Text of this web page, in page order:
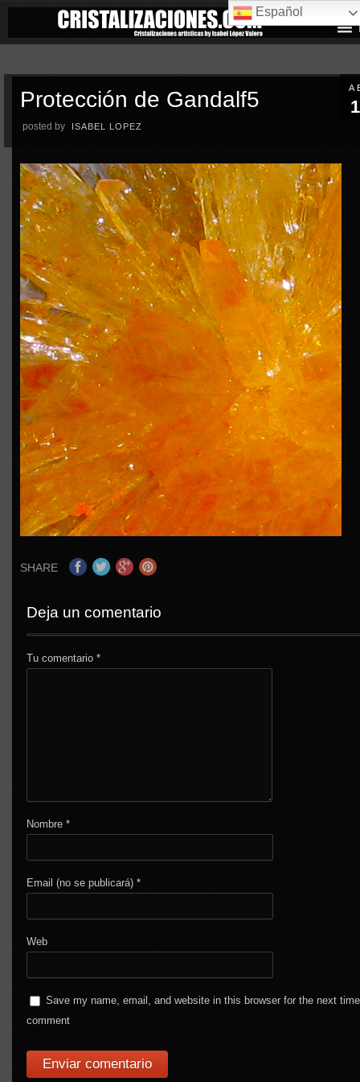
Protección de Gandalf5
posted by ISABEL LOPEZ
SHARE
Deja un comentario
Tu comentario*
Nombre*
Email (no se publicará)*
Web
Save my name, email, and website in this browser for the next
comment
Español